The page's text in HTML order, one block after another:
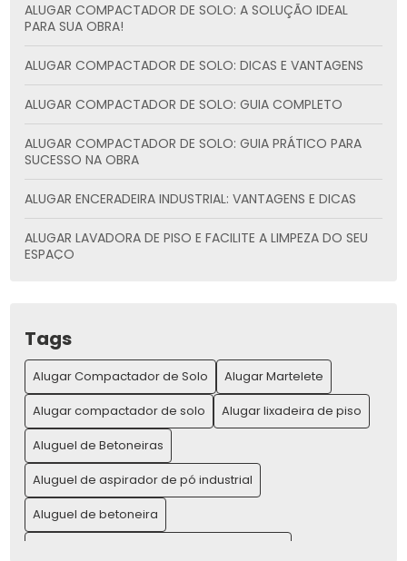
ALUGAR COMPACTADOR DE SOLO: A SOLUÇÃO IDEAL
PARA SUA OBRA!
ALUGAR COMPACTADOR DE SOLO: DICAS E VANTAGENS
ALUGAR COMPACTADOR DE SOLO: GUIA COMPLETO
ALUGAR COMPACTADOR DE SOLO: GUIA PRÁTICO PARA
SUCESSO NA OBRA
ALUGAR ENCERADEIRA INDUSTRIAL: VANTAGENS E DICAS
ALUGAR LAVADORA DE PISO E FACILITE A LIMPEZA DO SEU
ESPAÇO
ALUGAR MÁQUINAS PARA CONSTRUÇÃO E AUMENTAR SUA
PRODUTIVIDADE
ALUGAR MÁQUINAS PARA CONSTRUÇÃO E AUMENTE SUA
PRODUTIVIDADE
ALUGAR MARTELETE: A MELHOR OPÇÃO PARA SUA OBRA
ALUGAR MARTELETE: GUIA COMPLETO PARA LOCAÇÃO E
VANTAGENS
ALUGAR MARTELETE: O GUIA COMPLETO PARA SUA OBRA
Tags
Alugar Compactador de Solo
Alugar Martelete
Alugar compactador de solo
Alugar lixadeira de piso
Aluguel de Betoneiras
Aluguel de aspirador de pó industrial
Aluguel de betoneira